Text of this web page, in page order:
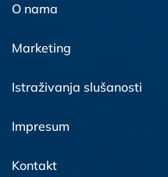
O nama
Marketing
Istraživanja slušanosti
Impresum
Kontakt